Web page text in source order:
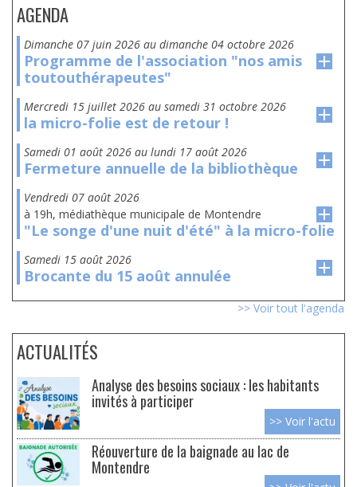
AGENDA
dimanche 07 juin 2026 au dimanche 04 octobre 2026
Programme de l'association "nos amis
toutouthérapeutes"
mercredi 15 juillet 2026 au samedi 31 octobre 2026
la micro-folie est de retour !
samedi 01 août 2026 au lundi 17 août 2026
Fermeture annuelle de la bibliothèque
vendredi 07 août 2026
à 19h, médiathèque municipale de Montendre
"Le songe d'une nuit d'été" à la micro-folie
samedi 15 août 2026
Brocante du 15 août annulée
>> Voir tout l'agenda
ACTUALITÉS
Analyse des besoins sociaux : les habitants
invités à participer
>> Voir l'actu
Réouverture de la baignade au lac de
Montendre